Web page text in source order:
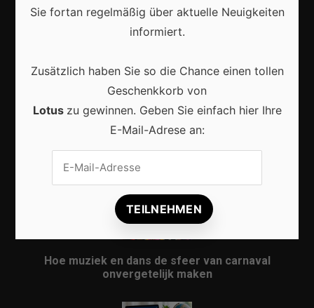
Vrijwilligers maken van carnaval een onvergetelijk
evenement
Hoe muziek en dans de sfeer van carnaval
onvergetelijk maken
Sie fortan regelmäßig über aktuelle Neuigkeiten
informiert.
Zusätzlich haben Sie so die Chance einen tollen
Geschenkkorb von
Lotus zu gewinnen. Geben Sie einfach hier Ihre
E-Mail-Adrese an: